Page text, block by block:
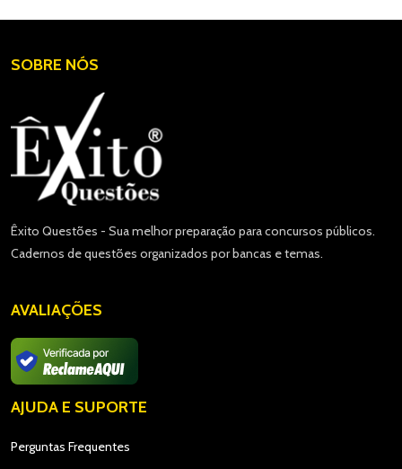
SOBRE NÓS
Êxito Questões - Sua melhor preparação para concursos públicos.
Cadernos de questões organizados por bancas e temas.
AVALIAÇÕES
AJUDA E SUPORTE
Perguntas Frequentes